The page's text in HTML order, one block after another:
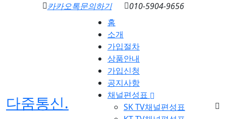
카카오톡문의하기 010-5904-9656
다줌통신.
홈
소개
가입절차
상품안내
가입신청
공지사항
채널편성표
SK TV채널편성표